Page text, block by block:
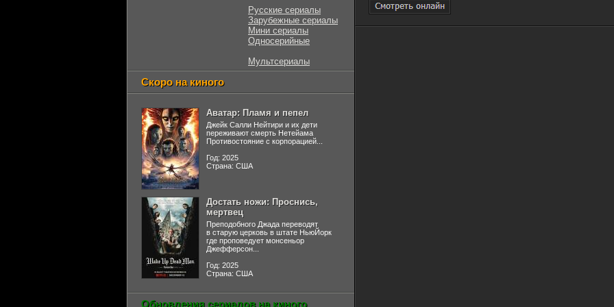
Русские сериалы
Зарубежные сериалы
Мини сериалы
Односерийные
Мультсериалы
Скоро на киного
Аватар: Пламя и пепел
Джейк Салли Нейтири и их дети
переживают смерть Нетейама
Противостояние с корпорацией...
Год: 2025
Страна: США
Достать ножи: Проснись,
мертвец
Преподобного Джада переводят
в старую церковь в штате НьюЙорк
где проповедует монсеньор
Джефферсон...
Год: 2025
Страна: США
Обновления сериалов на киного